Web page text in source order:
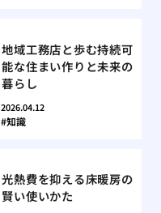
地域工務店と歩む持続可
能な住まい作りと未来の
暮らし
2026.04.12
知識
光熱費を抑える床暖房の
賢い使いかた